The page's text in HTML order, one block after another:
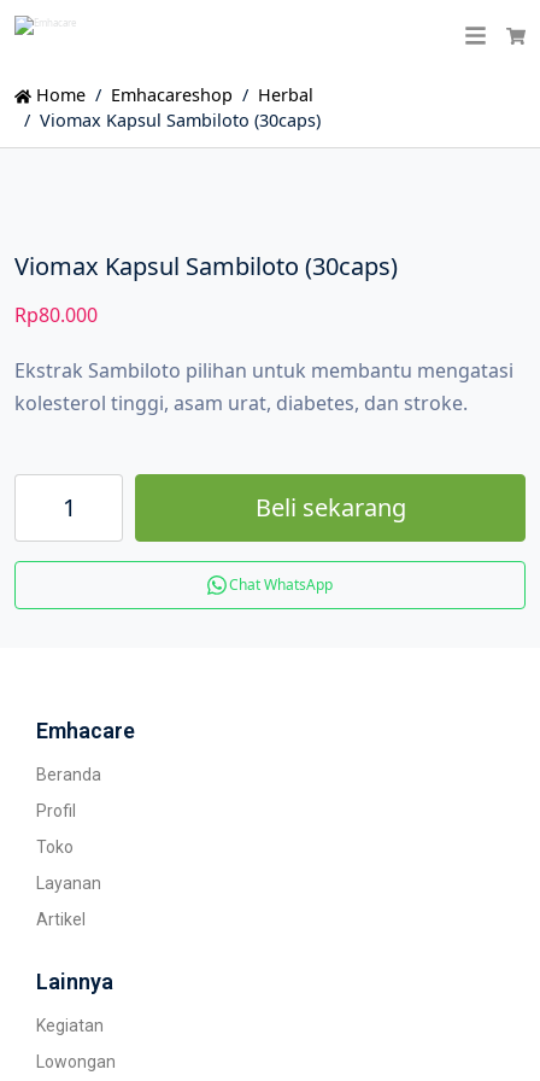
Home Emhacareshop
Herbal
Viomax Kapsul Sambiloto (30caps)
Viomax Kapsul Sambiloto (30caps)
Rp80.000
Ekstrak Sambiloto pilihan untuk membantu mengatasi
kolesterol tinggi, asam urat, diabetes, dan stroke.
Beli sekarang
Chat WhatsApp
Emhacare
Beranda
Profil
Toko
Layanan
Artikel
Lainnya
Kegiatan
Lowongan